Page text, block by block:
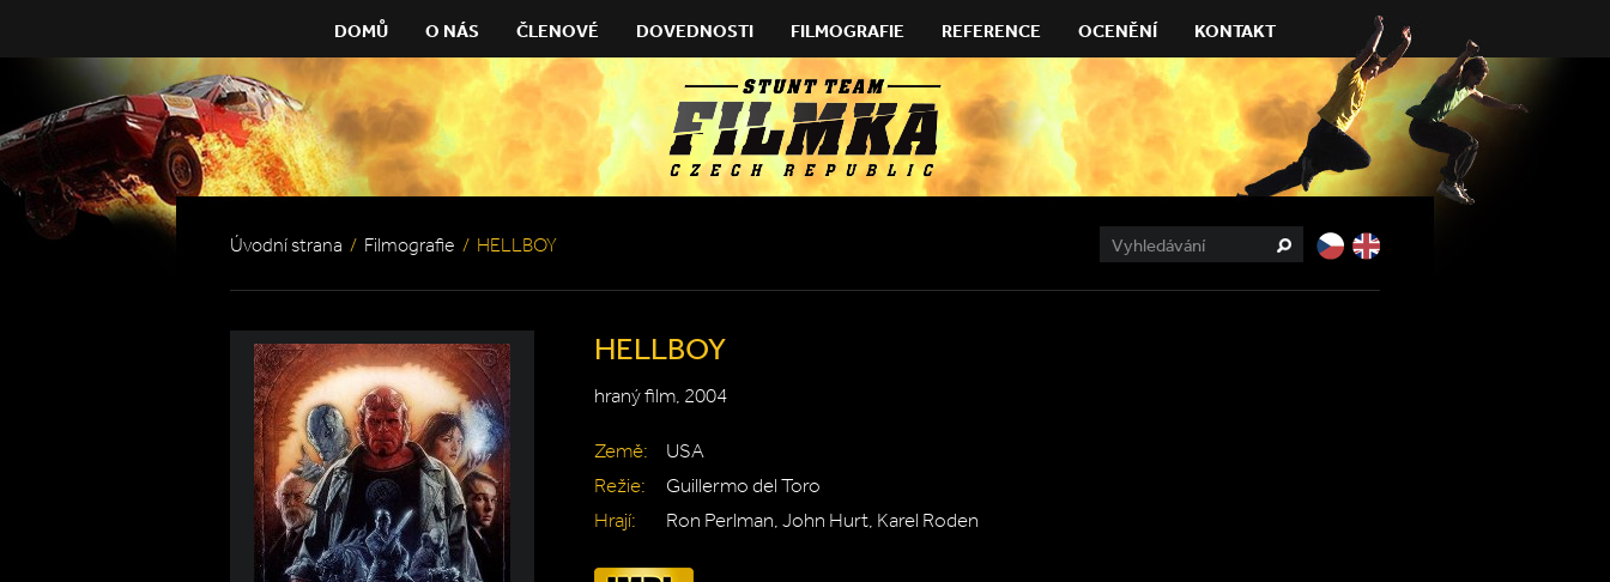
DOMŮ O NÁS ČLENOVÉ DOVEDNOSTI FILMOGRAFIE REFERENCE OCENĚNÍ KONTAKT
Úvodní strana / Filmografie / HELLBOY
HELLBOY
hraný film, 2004
Země:
USA
Režie:
Guillermo del Toro
Hrají:
Ron Perlman, John Hurt, Karel Roden